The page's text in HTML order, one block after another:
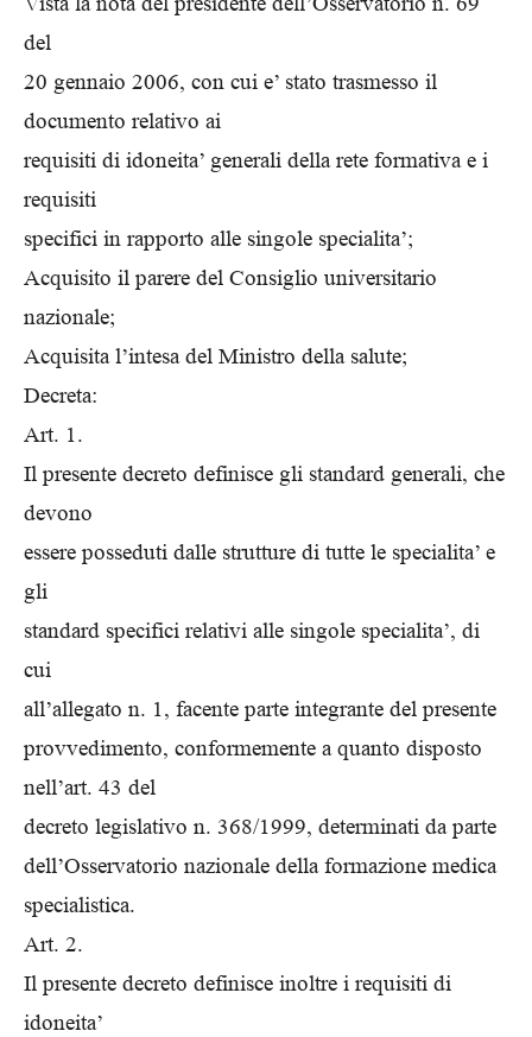
del
20 gennaio 2006, con cui e’ stato trasmesso il
documento relativo ai
requisiti di idoneita’ generali della rete formativa e i
requisiti
specifici in rapporto alle singole specialita’;
Acquisito il parere del Consiglio universitario
nazionale;
Acquisita l’intesa del Ministro della salute;
Decreta:
Art. 1.
Il presente decreto definisce gli standard generali, che
devono
essere posseduti dalle strutture di tutte le specialita’ e
gli
standard specifici relativi alle singole specialita’, di
cui
all’allegato n. 1, facente parte integrante del presente
provvedimento, conformemente a quanto disposto
nell’art. 43 del
decreto legislativo n. 368/1999, determinati da parte
dell’Osservatorio nazionale della formazione medica
specialistica.
Art. 2.
Il presente decreto definisce inoltre i requisiti di
idoneita’